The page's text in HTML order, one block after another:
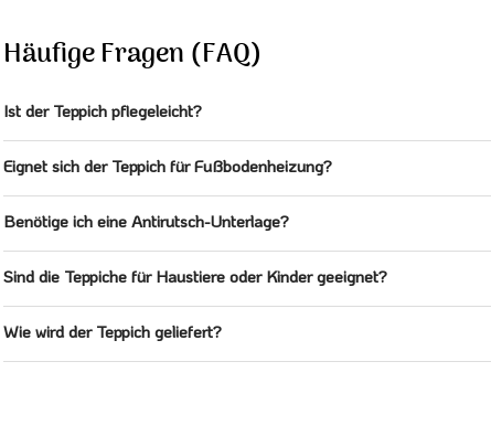
Häufige Fragen (FAQ)
Ist der Teppich pflegeleicht?
Eignet sich der Teppich für Fußbodenheizung?
Benötige ich eine Antirutsch-Unterlage?
Sind die Teppiche für Haustiere oder Kinder geeignet?
Wie wird der Teppich geliefert?